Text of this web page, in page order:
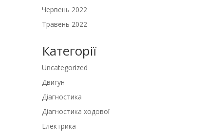
Червень 2022
Травень 2022
Категорії
Uncategorized
Двигун
Діагностика
Діагностика ходової
Електрика